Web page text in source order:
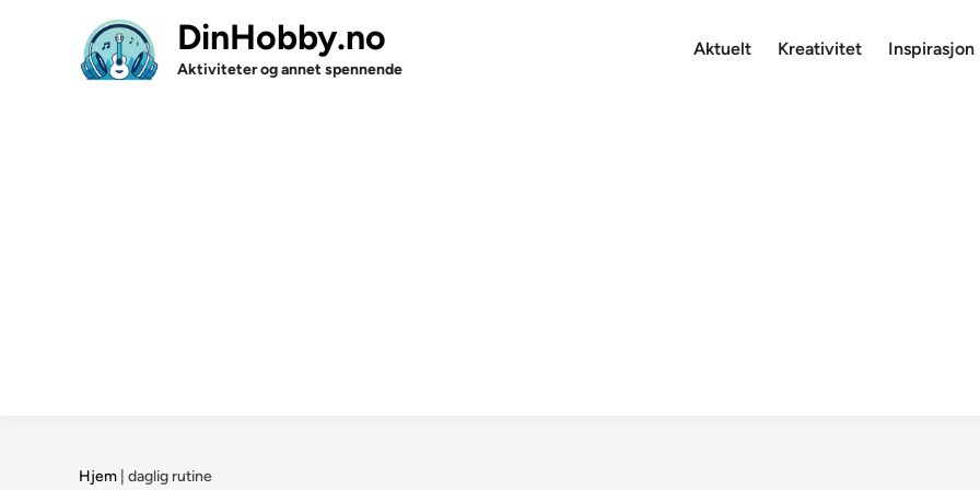
DinHobby.no
Aktiviteter og annet spennende
Aktuelt Kreativitet Inspirasjon
Hjem daglig rutine